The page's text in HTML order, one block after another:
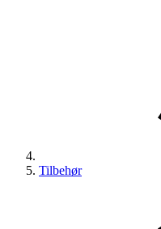
Tilbehør